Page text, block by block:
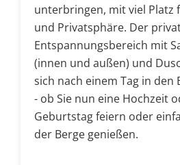
unterbringen, mit viel Platz
und Privatsphäre. Der
Entspannungsbereich mit
(innen und außen) und
sich nach einem Tag in den
- ob Sie nun eine Hochzeit
Geburtstag feiern oder
der Berge genießen.